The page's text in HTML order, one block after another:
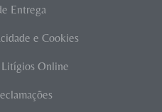
Entrega
e Cookies
Litígios Online